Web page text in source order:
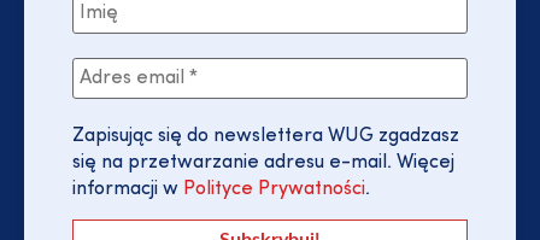
Zapisując się do newslettera WUG zgadzasz
się na przetwarzanie adresu e-mail. Więcej
informacji w Polityce Prywatności.